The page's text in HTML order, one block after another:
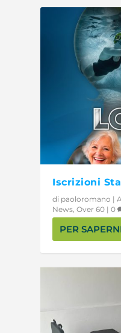
Iscrizioni
di paoloromano |
News,Over 60 |0
PER